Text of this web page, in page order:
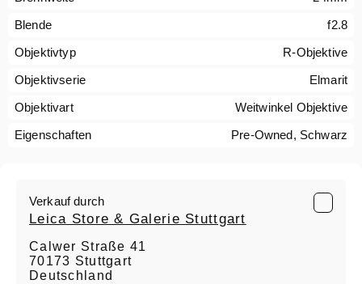
Blende
f2.8
Objektivtyp
R-Objektive
Objektivserie
Elmarit
Objektivart
Weitwinkel Objektive
Eigenschaften
Pre-Owned, Schwarz
Verkauf durch
Leica Store & Galerie Stuttgart
Calwer Straße 41
70173 Stuttgart
Deutschland